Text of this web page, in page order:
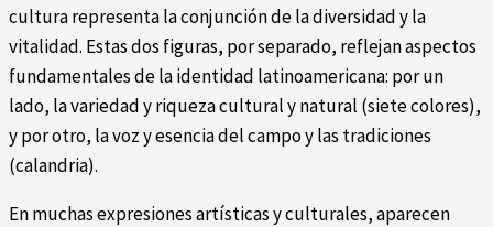
cultura representa la conjunción de la diversidad y la
vitalidad. Estas dos figuras, por separado, reflejan aspectos
fundamentales de la identidad latinoamericana: por un
lado, la variedad y riqueza cultural y natural (siete colores),
y por otro, la voz y esencia del campo y las tradiciones
(calandria).
En muchas expresiones artísticas y culturales, aparecen